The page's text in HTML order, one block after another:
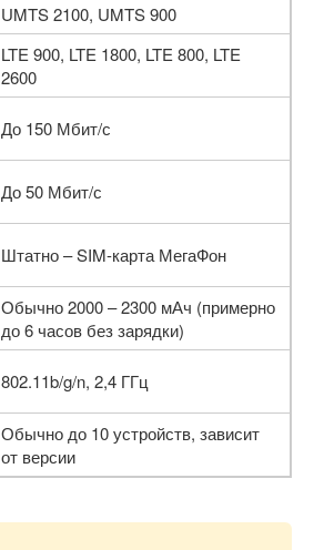
UMTS 2100, UMTS 900
LTE 900, LTE 1800, LTE 800, LTE
2600
До 150 Мбит/с
До 50 Мбит/с
Штатно – SIM-карта МегаФон
Обычно 2000 – 2300 мАч (примерно
до 6 часов без зарядки)
802.11b/g/n, 2,4 ГГц
Обычно до 10 устройств, зависит
от версии